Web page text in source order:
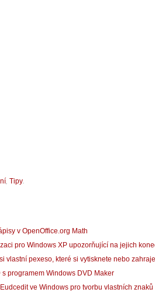
Tipy
v OpenOffice.org Math
pro Windows XP upozorňující na jejich
vlastní pexeso, které si vytisknete nebo
programem Windows DVD Maker
ve Windows pro tvorbu vlastních znaků